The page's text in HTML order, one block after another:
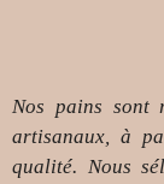
Nos pains sont
artisanaux, à
qualité. Nous